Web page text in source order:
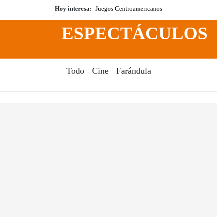
Hoy interesa: Juegos Centroamericanos
ESPECTÁCULOS
Todo Cine Farándula